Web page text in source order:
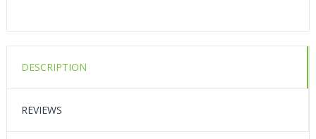
DESCRIPTION
REVIEWS